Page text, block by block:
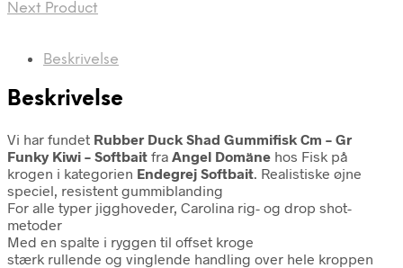
Next Product
Beskrivelse
Beskrivelse
Vi har fundet Rubber Duck Shad Gummifisk Cm – Gr
Funky Kiwi – Softbait fra Angel Domäne hos Fisk på
krogen i kategorien Endegrej Softbait. Realistiske øjne
speciel, resistent gummiblanding
For alle typer jigghoveder, Carolina rig- og drop shot-
metoder
Med en spalte i ryggen til offset kroge
stærk rullende og vinglende handling over hele kroppen